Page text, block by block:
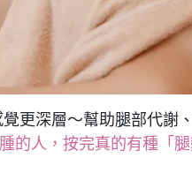
更深層～幫助腿部代謝
的人，按完真的有種「